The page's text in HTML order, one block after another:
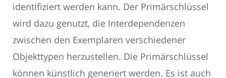
identifiziert werden kann. Der Primärschlüssel
wird dazu genutzt, die Interdependenzen
zwischen den Exemplaren verschiedener
Objekttypen herzustellen. Die Primärschlüssel
können künstlich generiert werden. Es ist auch